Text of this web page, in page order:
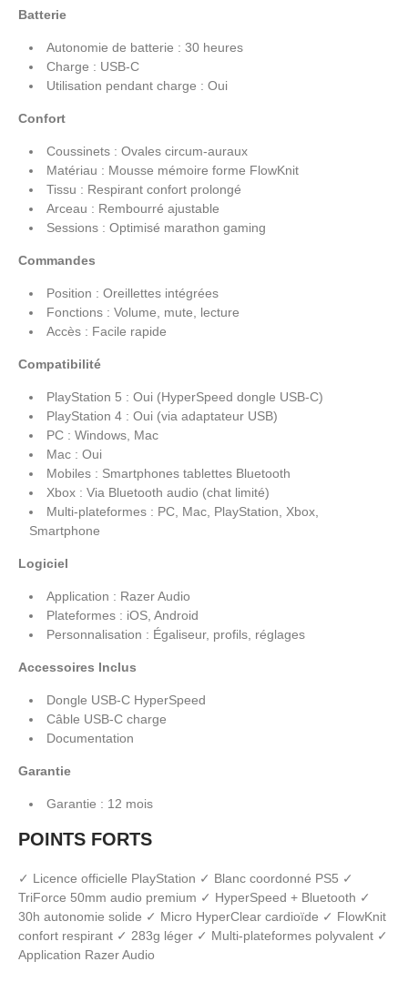
Batterie
Autonomie de batterie : 30 heures
Charge : USB-C
Utilisation pendant charge : Oui
Confort
Coussinets : Ovales circum-auraux
Matériau : Mousse mémoire forme FlowKnit
Tissu : Respirant confort prolongé
Arceau : Rembourré ajustable
Sessions : Optimisé marathon gaming
Commandes
Position : Oreillettes intégrées
Fonctions : Volume, mute, lecture
Accès : Facile rapide
Compatibilité
PlayStation 5 : Oui (HyperSpeed dongle USB-C)
PlayStation 4 : Oui (via adaptateur USB)
PC : Windows, Mac
Mac : Oui
Mobiles : Smartphones tablettes Bluetooth
Xbox : Via Bluetooth audio (chat limité)
Multi-plateformes : PC, Mac, PlayStation, Xbox,
Smartphone
Logiciel
Application : Razer Audio
Plateformes : iOS, Android
Personnalisation : Égaliseur, profils, réglages
Accessoires Inclus
Dongle USB-C HyperSpeed
Câble USB-C charge
Documentation
Garantie
Garantie : 12 mois
POINTS FORTS
✓ Licence officielle PlayStation ✓ Blanc coordonné PS5 ✓
TriForce 50mm audio premium ✓ HyperSpeed + Bluetooth ✓
30h autonomie solide ✓ Micro HyperClear cardioïde ✓ FlowKnit
confort respirant ✓ 283g léger ✓ Multi-plateformes polyvalent ✓
Application Razer Audio